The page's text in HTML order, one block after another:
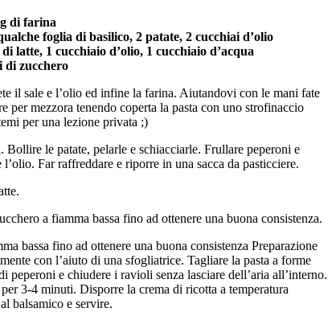
di farina
foglia di basilico, 2 patate, 2 cucchiai d’olio
latte, 1 cucchiaio d’olio, 1 cucchiaio d’acqua
di zucchero
il sale e l’olio ed infine la farina. Aiutandovi con le mani fate
per mezzora tenendo coperta la pasta con uno strofinaccio
per una lezione privata ;)
le patate, pelarle e schiacciarle. Frullare peperoni e
Far raffreddare e riporre in una sacca da pasticciere.
a fiamma bassa fino ad ottenere una buona consistenza.
bassa fino ad ottenere una buona consistenza Preparazione
con l’aiuto di una sfogliatrice. Tagliare la pasta a forme
e chiudere i ravioli senza lasciare dell’aria all’interno.
3-4 minuti. Disporre la crema di ricotta a temperatura
balsamico e servire.